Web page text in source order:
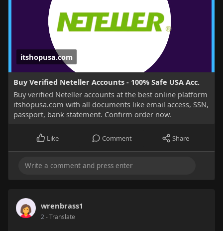
itshopusa.com
Buy Verified Neteller Accounts - 100% Safe USA Acc.
Buy verified Neteller accounts at the best online platform
itshopusa.com with all documents like email access, SSN,
passport, bank statement. Confirm order now.
Like Comment Share
wrenbrass1
2- Translate